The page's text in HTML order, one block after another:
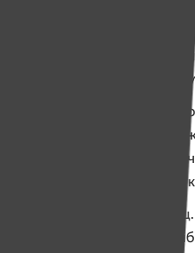
с диагнозами: эпилепсия
инфекции, тяжела форма
патология ЦНС,
суставов… Но опускать
— За последний год я
в больнице. Недавно
но уже просто не знают,
пусть будет хотя бы так,
Алеся — настоящий боец.
с иголочки. И всегда